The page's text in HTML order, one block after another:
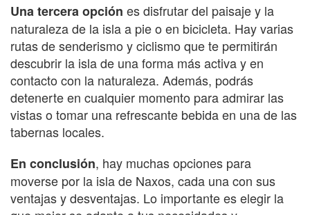
Una tercera opción es disfrutar del paisaje y la
naturaleza de la isla a pie o en bicicleta. Hay varias
rutas de senderismo y ciclismo que te permitirán
descubrir la isla de una forma más activa y en
contacto con la naturaleza. Además, podrás
detenerte en cualquier momento para admirar las
vistas o tomar una refrescante bebida en una de las
tabernas locales.
En conclusión, hay muchas opciones para
moverse por la isla de Naxos, cada una con sus
ventajas y desventajas. Lo importante es elegir la